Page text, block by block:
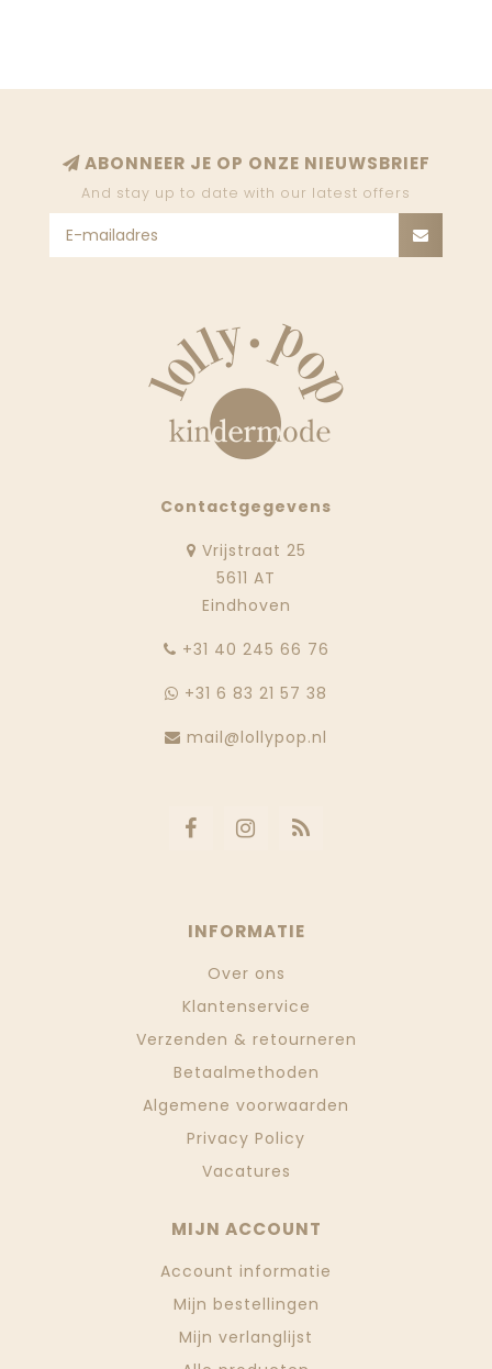
ABONNEER JE OP ONZE NIEUWSBRIEF
And stay up to date with our latest offers
Contactgegevens
Vrijstraat 25
5611 AT
Eindhoven
‭+31 40 245 66 76
+31 6 83 21 57 38
mail@lollypop.nl
INFORMATIE
Over ons
Klantenservice
Verzenden & retourneren
Betaalmethoden
Algemene voorwaarden
Privacy Policy
Vacatures
MIJN ACCOUNT
Account informatie
Mijn bestellingen
Mijn verlanglijst